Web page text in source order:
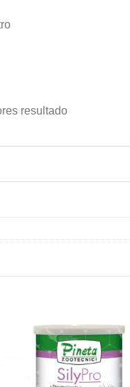
resultado